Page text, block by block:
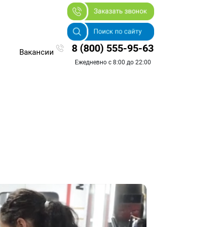
Вакансии 8 (800) 555-95-63
Ежедневно с 8:00 до 22:00